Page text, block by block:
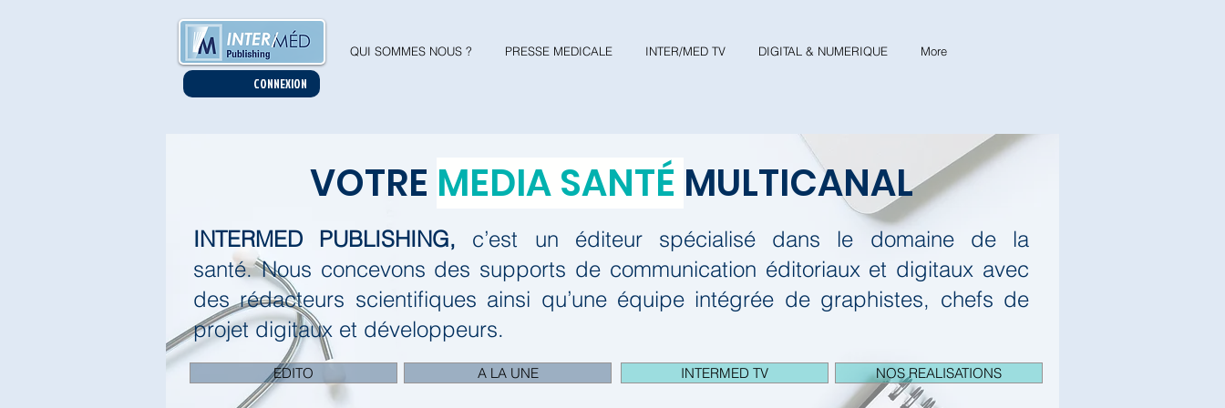
VOTRE MEDIA SANTÉ MULTICANAL
INTERMED PUBLISHING,
c’est un éditeur spécialisé dans le domaine de la
santé.Nous concevons des supports de communication éditoriaux et digitaux avec
des rédacteurs scientifiques ainsi qu’une équipe intégrée de graphistes, chefs de
projet digitaux et développeurs.
EDITO A LA UNE INTERMED TV NOS REALISATIONS
QUI SOMMES NOUS ? PRESSE MEDICALE INTER/MED TV DIGITAL & NUMERIQUE More
CONNEXION